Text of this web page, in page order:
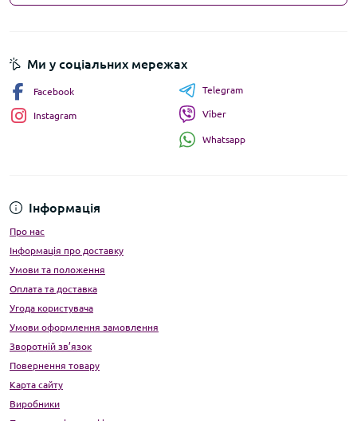
Інформація
Про нас
Інформація про доставку
Умови та положення
Оплата та доставка
Угода користувача
Умови оформлення замовлення
Зворотній зв’язок
Повернення товару
Карта сайту
Виробники
Ми у соціальних мережах
Facebook
Instagram
Telegram
Viber
Whatsapp